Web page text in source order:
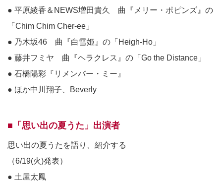
● 平原綾香＆NEWS増田貴久 曲『メリー・ポピンズ』の
「Chim Chim Cher-ee」
● 乃木坂46 曲『白雪姫』の「Heigh-Ho」
● 藤井フミヤ 曲『ヘラクレス』の「Go the Distance」
● 石橋陽彩『リメンバー・ミー』
● ほか中川翔子、Beverly
■「思い出の夏うた」出演者
思い出の夏うたを語り、紹介する
（6/19(火)発表）
● 土屋太鳳